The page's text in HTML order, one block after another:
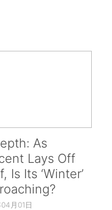
As
Lays Off
Is Its ‘Winter’
月01日